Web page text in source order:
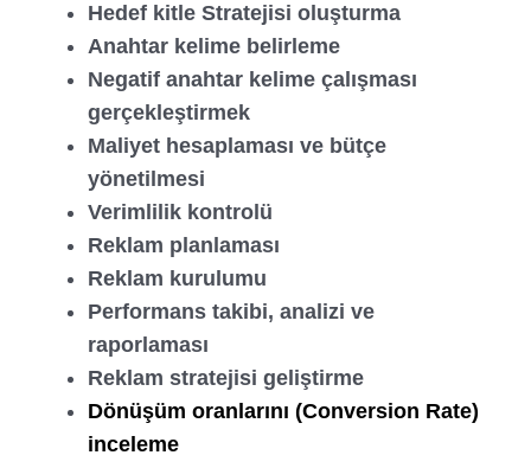
Hedef kitle Stratejisi oluşturma
Anahtar kelime belirleme
Negatif anahtar kelime çalışması
gerçekleştirmek
Maliyet hesaplaması ve bütçe
yönetilmesi
Verimlilik kontrolü
Reklam planlaması
Reklam kurulumu
Performans takibi, analizi ve
raporlaması
Reklam stratejisi geliştirme
Dönüşüm oranlarını (Conversion Rate)
inceleme